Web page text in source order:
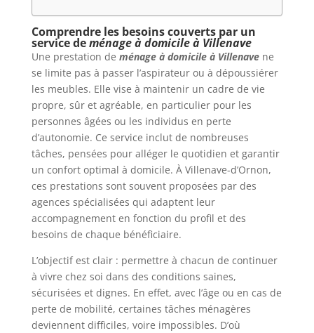
Comprendre les besoins couverts par un
service deménage à domicile à Villenave
Une prestation de ménage à domicile à Villenavene
se limite pas à passer l’aspirateur ou à dépoussiérer
les meubles. Elle vise à maintenir un cadre de vie
propre, sûr et agréable, en particulier pour les
personnes âgées ou les individus en perte
d’autonomie. Ce service inclut de nombreuses
tâches, pensées pour alléger le quotidien et garantir
un confort optimal à domicile. À Villenave-d’Ornon,
ces prestations sont souvent proposées par des
agences spécialisées qui adaptent leur
accompagnement en fonction du profil et des
besoins de chaque bénéficiaire.
L’objectif est clair : permettre à chacun de continuer
à vivre chez soi dans des conditions saines,
sécurisées et dignes. En effet, avec l’âge ou en cas de
perte de mobilité, certaines tâches ménagères
deviennent difficiles, voire impossibles. D’où